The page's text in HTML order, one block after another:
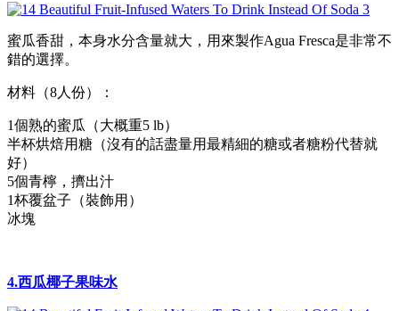
蜜瓜香甜，本身水分含量就大，用來製作Agua Fresca是非常不
錯的選擇。
材料（8人份）：
1個熟的蜜瓜（大概重5 lb）
半杯烘焙用糖（沒有的話盡量用最精細的糖或者糖粉代替就
好）
5個青檸，擠出汁
1杯覆盆子（裝飾用）
冰塊
4.西瓜椰子果味水